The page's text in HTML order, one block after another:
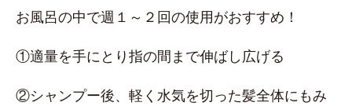
お風呂の中で週１～２回の使用がおすすめ！
①適量を手にとり指の間まで伸ばし広げる
②シャンプー後、軽く水気を切った髪全体にもみ